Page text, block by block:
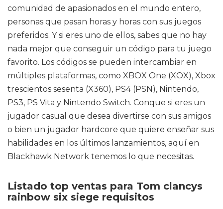
comunidad de apasionados en el mundo entero,
personas que pasan horas y horas con sus juegos
preferidos. Y si eres uno de ellos, sabes que no hay
nada mejor que conseguir un código para tu juego
favorito. Los códigos se pueden intercambiar en
múltiples plataformas, como XBOX One (XOX), Xbox
trescientos sesenta (X360), PS4 (PSN), Nintendo,
PS3, PS Vita y Nintendo Switch. Conque si eres un
jugador casual que desea divertirse con sus amigos
o bien un jugador hardcore que quiere enseñar sus
habilidades en los últimos lanzamientos, aquí en
Blackhawk Network tenemos lo que necesitas.
Listado top ventas para Tom clancys
rainbow six siege requisitos